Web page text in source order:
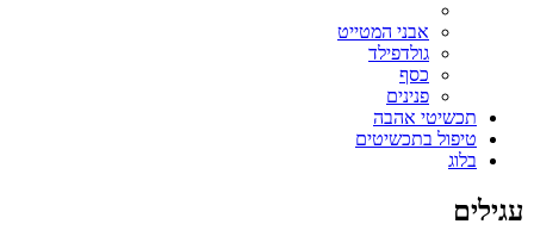
אבני המטייט
גולדפילד
כסף
פנינים
תכשיטי אהבה
טיפול בתכשיטים
בלוג
עגילים